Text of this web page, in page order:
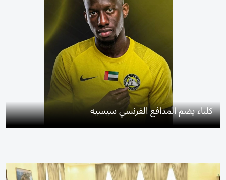
كلباء يضم المدافع الفرنسي سيسيه